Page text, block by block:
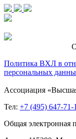
Политика ВХЛ в
персональных
Ассоциация
Тел: +7 (495) 647-71-
Общая электронная